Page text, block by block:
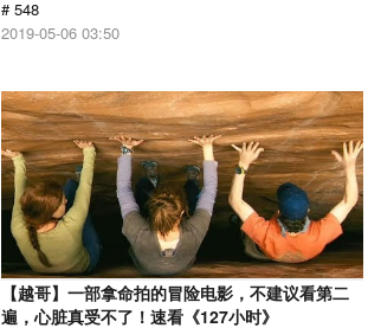
# 548
2019-05-06 03:50
【越哥】一部拿命拍的冒险电影，不建议看第二
遍，心脏真受不了！速看《127小时》